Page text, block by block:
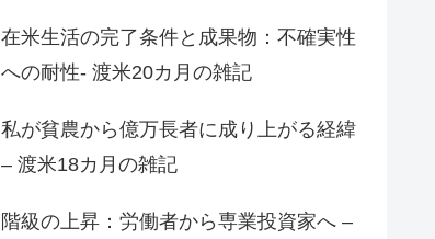
在米生活の完了条件と成果物：不確実性
への耐性- 渡米20カ月の雑記
私が貧農から億万長者に成り上がる経緯
– 渡米18カ月の雑記
階級の上昇：労働者から専業投資家へ –